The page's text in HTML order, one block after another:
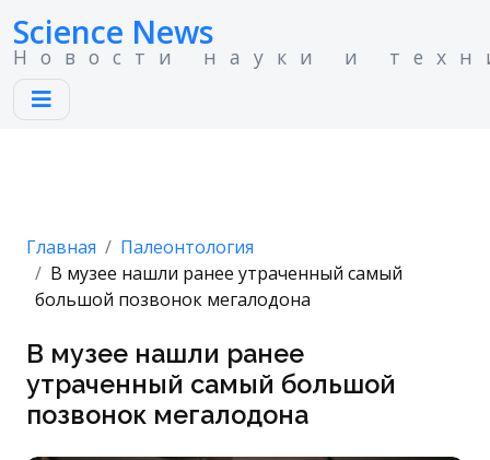
Science News
Новости науки и
Главная
Палеонтология
В музее нашли ранее утраченный самый
большой позвонок мегалодона
В музее нашли ранее
утраченный самый большой
позвонок мегалодона